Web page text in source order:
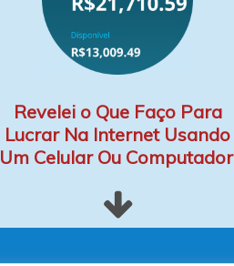
Revelei o Que Faço Para
Lucrar Na Internet Usando
Um Celular Ou